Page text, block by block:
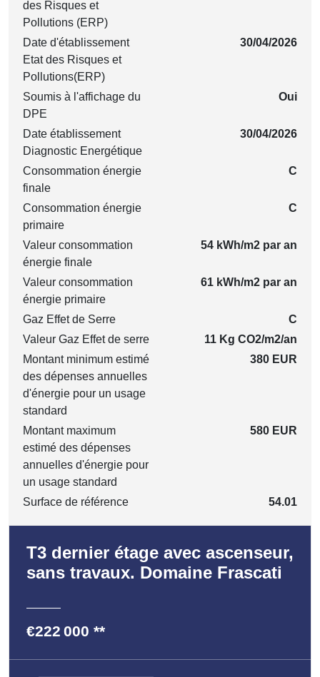
des Risques et
Pollutions (ERP)
Date d'établissement
Etat des Risques et
Pollutions(ERP)
30/04/2026
Soumis à l'affichage du
DPE
Oui
Date établissement
Diagnostic Energétique
30/04/2026
Consommation énergie
finale
C
Consommation énergie
primaire
C
Valeur consommation
énergie finale
54 kWh/m2 par an
Valeur consommation
énergie primaire
61 kWh/m2 par an
Gaz Effet de Serre
C
Valeur Gaz Effet de serre
11 Kg CO2/m2/an
Montant minimum estimé
des dépenses annuelles
d'énergie pour un usage
standard
380 EUR
Montant maximum
estimé des dépenses
annuelles d'énergie pour
un usage standard
580 EUR
Surface de référence 54.01
T3 dernier étage avec ascenseur,
sans travaux. Domaine Frascati
€222 000 **